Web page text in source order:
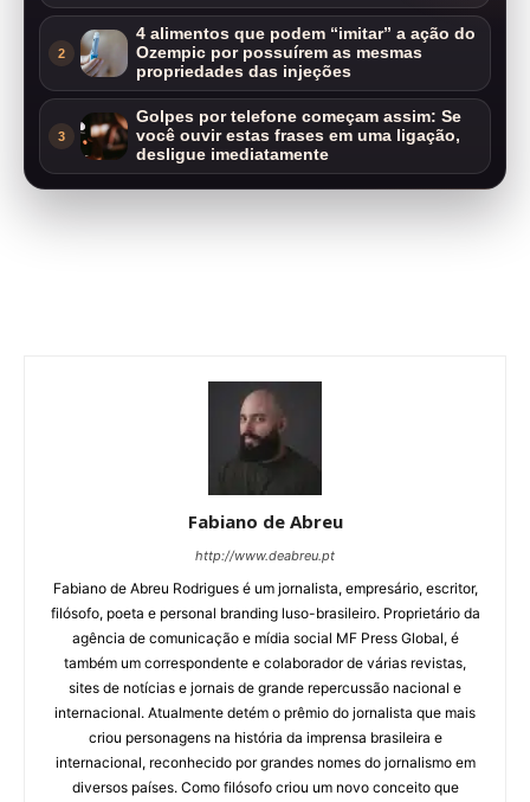
2
4 alimentos que podem “imitar” a ação do
Ozempic por possuírem as mesmas
propriedades das injeções
3
Golpes por telefone começam assim: Se
você ouvir estas frases em uma ligação,
desligue imediatamente
Fabiano de Abreu
http://www.deabreu.pt
Fabiano de Abreu Rodrigues é um jornalista, empresário, escritor,
filósofo, poeta e personal branding luso-brasileiro. Proprietário da
agência de comunicação e mídia social MF Press Global, é
também um correspondente e colaborador de várias revistas,
sites de notícias e jornais de grande repercussão nacional e
internacional. Atualmente detém o prêmio do jornalista que mais
criou personagens na história da imprensa brasileira e
internacional, reconhecido por grandes nomes do jornalismo em
diversos países. Como filósofo criou um novo conceito que